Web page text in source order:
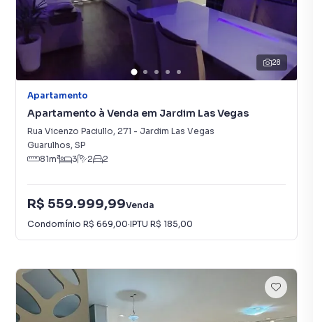
28
Apartamento
Apartamento à Venda em Jardim Las Vegas
Rua Vicenzo Paciullo, 271 - Jardim Las Vegas
Guarulhos, SP
81m² 3 2 2
R$ 559.999,99Venda
Condomínio R$ 669,00·IPTU R$ 185,00